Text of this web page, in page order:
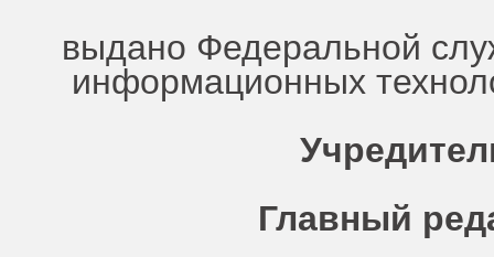
выдано Федеральной
информационных
Главный